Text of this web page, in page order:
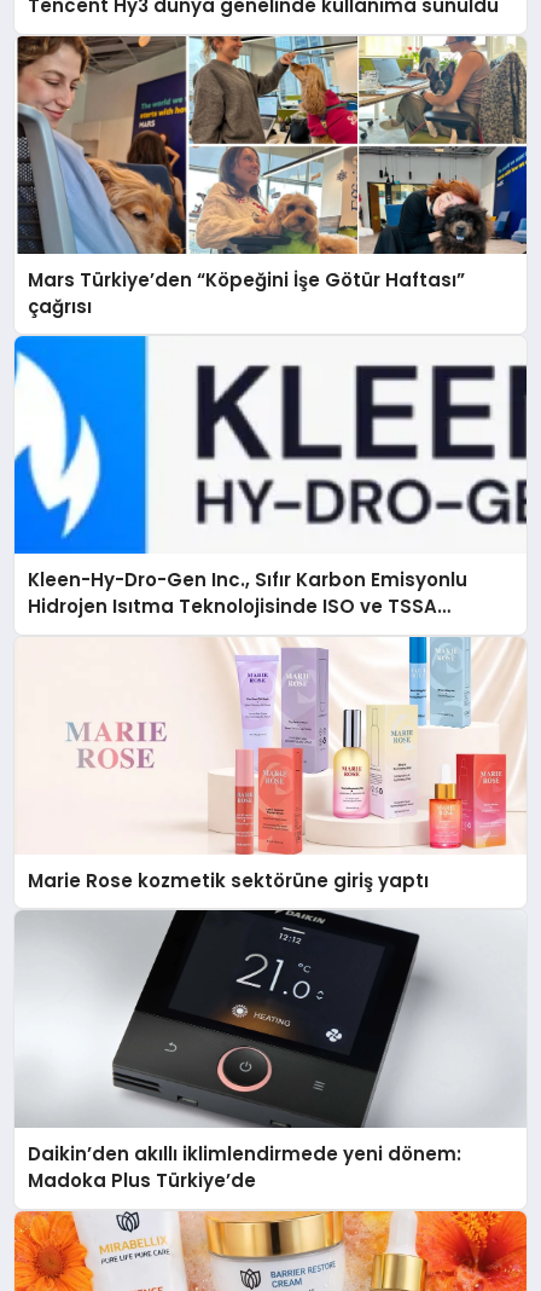
Tencent Hy3 dünya genelinde kullanıma sunuldu
Mars Türkiye’den “Köpeğini İşe Götür Haftası”
çağrısı
Kleen-Hy-Dro-Gen Inc., Sıfır Karbon Emisyonlu
Hidrojen Isıtma Teknolojisinde ISO ve TSSA
Düzenleyici Onaylarını Aldı
Marie Rose kozmetik sektörüne giriş yaptı
Daikin’den akıllı iklimlendirmede yeni dönem:
Madoka Plus Türkiye’de